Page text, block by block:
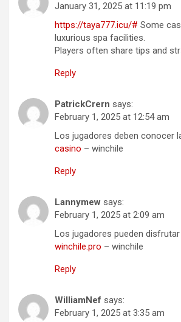
January 31, 2025 at 11:19 pm
https://taya777.icu/# Some
luxurious spa facilities.
Players often share tips and
Reply
PatrickCrern says:
February 1, 2025 at 12:54 am
Los jugadores deben conocer
casino – winchile
Reply
Lannymew says:
February 1, 2025 at 2:09 am
Los jugadores pueden
winchile.pro – winchile
Reply
WilliamNef says:
February 1, 2025 at 3:35 am